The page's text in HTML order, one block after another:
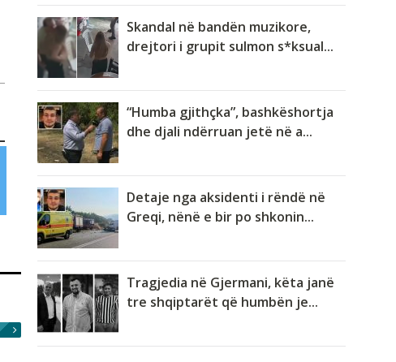
Skandal në bandën muzikore,
drejtori i grupit sulmon s*ksual...
“Humba gjithçka”, bashkëshortja
dhe djali ndërruan jetë në a...
Detaje nga aksidenti i rëndë në
Greqi, nënë e bir po shkonin...
Tragjedia në Gjermani, këta janë
tre shqiptarët që humbën je...